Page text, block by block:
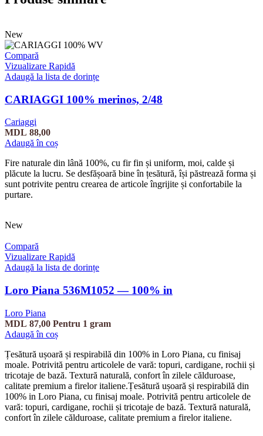
New
Compară
Vizualizare Rapidă
Adaugă la lista de dorințe
CARIAGGI 100% merinos, 2/48
Cariaggi
MDL 88,00
Adaugă în coș
Fire naturale din lână 100%, cu fir fin și uniform, moi, calde și
plăcute la lucru. Se desfășoară bine în țesătură, își păstrează forma și
sunt potrivite pentru crearea de articole îngrijite și confortabile la
purtare.
New
Compară
Vizualizare Rapidă
Adaugă la lista de dorințe
Loro Piana 536M1052 — 100% in
Loro Piana
MDL 87,00 Pentru 1 gram
Adaugă în coș
Țesătură ușoară și respirabilă din 100% in Loro Piana, cu finisaj
moale. Potrivită pentru articolele de vară: topuri, cardigane, rochii și
tricotaje de bază. Textură naturală, confort în zilele călduroase,
calitate premium a firelor italiene.Țesătură ușoară și respirabilă din
100% in Loro Piana, cu finisaj moale. Potrivită pentru articolele de
vară: topuri, cardigane, rochii și tricotaje de bază. Textură naturală,
confort în zilele călduroase, calitate premium a firelor italiene.